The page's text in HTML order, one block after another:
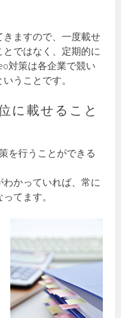
ますので、一度載せ
ではなく、定期的に
対策は各企業で競い
うことです。
に載せること
を行うことができる
わかっていれば、常に
てます。